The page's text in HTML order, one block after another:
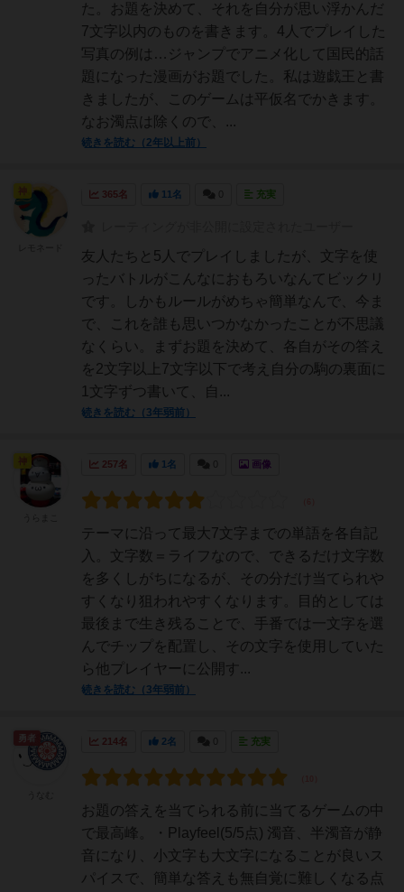
た。お題を決めて、それを自分が思い浮かんだ
7文字以内のものを書きます。4人でプレイした
写真の例は…ジャンプでアニメ化して国民的話
題になった漫画がお題でした。私は遊戯王と書
きましたが、このゲームは平仮名でかきます。
なお濁点は除くので、...
続きを読む（2年以上前）
365名 11名 充実
友人たちと5人でプレイしましたが、文字を使
ったバトルがこんなにおもろいなんてビックリ
です。しかもルールがめちゃ簡単なんで、今ま
で、これを誰も思いつかなかったことが不思議
なくらい。まずお題を決めて、各自がその答え
を2文字以上7文字以下で考え自分の駒の裏面に
1文字ずつ書いて、自...
続きを読む（3年弱前）
257名 1名 画像
テーマに沿って最大7文字までの単語を各自記
入。文字数＝ライフなので、できるだけ文字数
を多くしがちになるが、その分だけ当てられや
すくなり狙われやすくなります。目的としては
最後まで生き残ることで、手番では一文字を選
んでチップを配置し、その文字を使用していた
ら他プレイヤーに公開す...
続きを読む（3年弱前）
神
214名 2名 充実
お題の答えを当てられる前に当てるゲームの中
で最高峰。・Playfeel(5/5点) 濁音、半濁音が静
音になり、小文字も大文字になることが良いス
パイスで、簡単な答えも無自覚に難しくなる点
勇者